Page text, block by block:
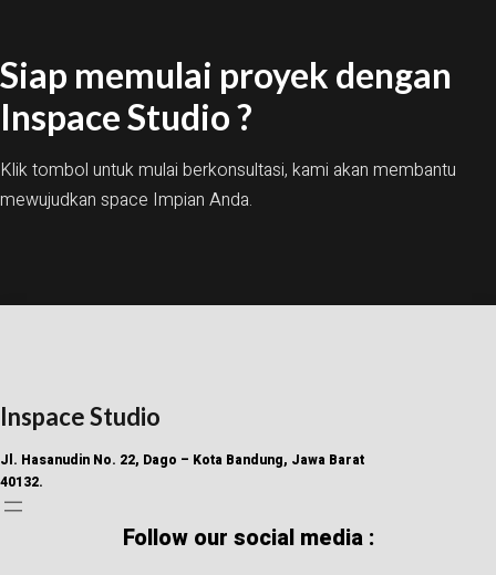
Siap memulai proyek dengan
Inspace Studio ?
Klik tombol untuk mulai berkonsultasi, kami akan membantu
mewujudkan space Impian Anda.
Inspace Studio
Jl. Hasanudin No. 22, Dago – Kota Bandung, Jawa Barat
40132.
Follow our social media :